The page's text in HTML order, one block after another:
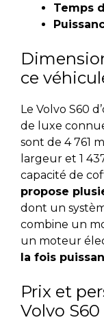
Temps
ce
Le Volvo S60
de luxe
sont de 4 761
largeur et 1
capacité de
propose
dont un
combine un
un moteur
la fois
Prix et
Volvo S60